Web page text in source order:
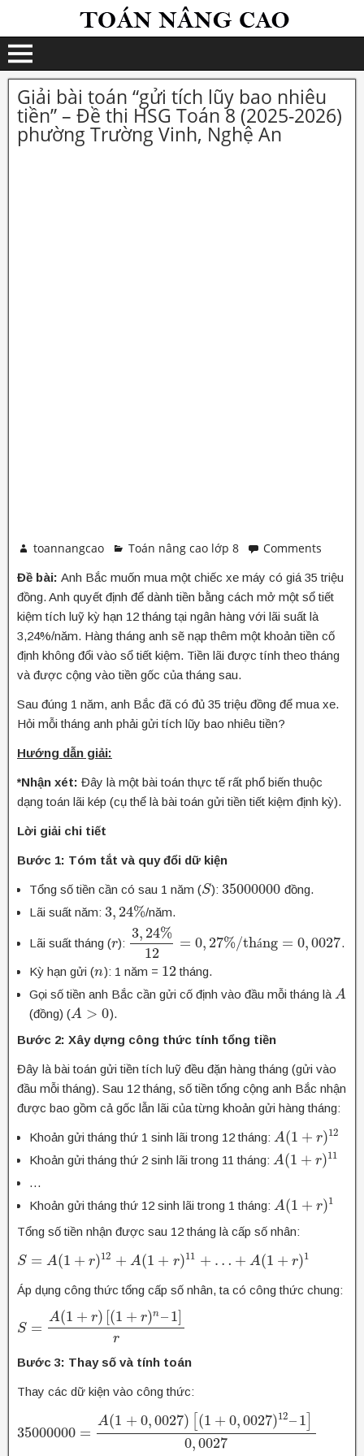
Giải bài toán “gửi tích lũy bao nhiêu
tiền” – Đề thi HSG Toán 8 (2025-2026)
phường Trường Vinh, Nghệ An
toannangcao Toán nâng cao lớp 8 Comments
Đề bài: Anh Bắc muốn mua một chiếc xe máy có giá 35 triệu
đồng. Anh quyết định để dành tiền bằng cách mở một sổ tiết
kiệm tích luỹ kỳ hạn 12 tháng tại ngân hàng với lãi suất là
3,24%/năm. Hàng tháng anh sẽ nạp thêm một khoản tiền cố
định không đổi vào sổ tiết kiệm. Tiền lãi được tính theo tháng
và được cộng vào tiền gốc của tháng sau.
Sau đúng 1 năm, anh Bắc đã có đủ 35 triệu đồng để mua xe.
Hỏi mỗi tháng anh phải gửi tích lũy bao nhiêu tiền?
Hướng dẫn giải:
*Nhận xét: Đây là một bài toán thực tế rất phổ biến thuộc
dạng toán lãi kép (cụ thể là bài toán gửi tiền tiết kiệm định kỳ).
Lời giải chi tiết
Bước 1: Tóm tắt và quy đổi dữ kiện
Tổng số tiền cần có sau 1 năm (S
S):35000000
35000000
đồng.
Lãi suất năm: 3, 24%
3,24% /năm.
Lãi suất tháng (r
r):
3, 24%
12
= 0, 27%/tháng = 0,0027
3,24%12 =0, 27 %/tháng=0,0027 .
Kỳ hạn gửi (n
n ): 1 năm = 12
12tháng.
Gọi số tiền anh Bắc cần gửi cố định vào đầu mỗi tháng là A
A
(đồng) (A > 0
A> 0
).
Bước 2: Xây dựng công thức tính tổng tiền
Đây là bài toán gửi tiền tích luỹ đều đặn hàng tháng (gửi vào
đầu mỗi tháng). Sau 12 tháng, số tiền tổng cộng anh Bắc nhận
được bao gồm cả gốc lẫn lãi của từng khoản gửi hàng tháng:
Khoản gửi tháng thứ 1 sinh lãi trong 12 tháng: A(1 + r)12
A(1+ r)12
Khoản gửi tháng thứ 2 sinh lãi trong 11 tháng: A(1 + r)11
A(1+ r)11
…
Khoản gửi tháng thứ 12 sinh lãi trong 1 tháng: A(1 + r)1
A(1+ r)1
Tổng số tiền nhận được sau 12 tháng là cấp số nhân:
S = A(1 + r)12 + A(1 + r)11 + … + A(1 + r)1
S=A( 1+r)12+ A(1+ r)11+…+A 1+r)1
Áp dụng công thức tổng cấp số nhân, ta có công thức chung:
S =
A(1 + r) (1 + r)n– 1
r
S=A( 1+r)[(1+r)n–1]r
Bước 3: Thay số và tính toán
Thay các dữ kiện vào công thức:
35000000 =
A(1 + 0,0027) (1 + 0,0027)12–1
0,0027
35000000= A(1 +0,0027)[(1+0,0027)12–1]0,0027